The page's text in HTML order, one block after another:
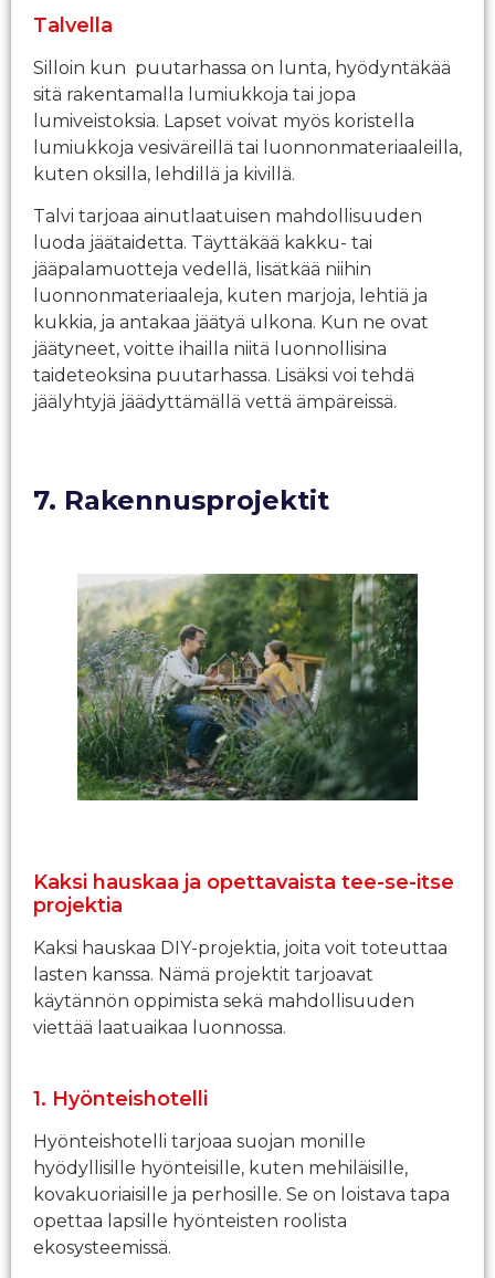
Talvella
Silloin kun puutarhassa on lunta, hyödyntäkää
sitä rakentamalla lumiukkoja tai jopa
lumiveistoksia. Lapset voivat myös koristella
lumiukkoja vesiväreillä tai luonnonmateriaaleilla,
kuten oksilla, lehdillä ja kivillä.
Talvi tarjoaa ainutlaatuisen mahdollisuuden
luoda jäätaidetta. Täyttäkää kakku- tai
jääpalamuotteja vedellä, lisätkää niihin
luonnonmateriaaleja, kuten marjoja, lehtiä ja
kukkia, ja antakaa jäätyä ulkona. Kun ne ovat
jäätyneet, voitte ihailla niitä luonnollisina
taideteoksina puutarhassa. Lisäksi voi tehdä
jäälyhtyjä jäädyttämällä vettä ämpäreissä.
7. Rakennusprojektit
Kaksi hauskaa ja opettavaista tee-se-itse
projektia
Kaksi hauskaa DIY-projektia, joita voit toteuttaa
lasten kanssa. Nämä projektit tarjoavat
käytännön oppimista sekä mahdollisuuden
viettää laatuaikaa luonnossa.
1. Hyönteishotelli
Hyönteishotelli tarjoaa suojan monille
hyödyllisille hyönteisille, kuten mehiläisille,
kovakuoriaisille ja perhosille. Se on loistava tapa
opettaa lapsille hyönteisten roolista
ekosysteemissä.